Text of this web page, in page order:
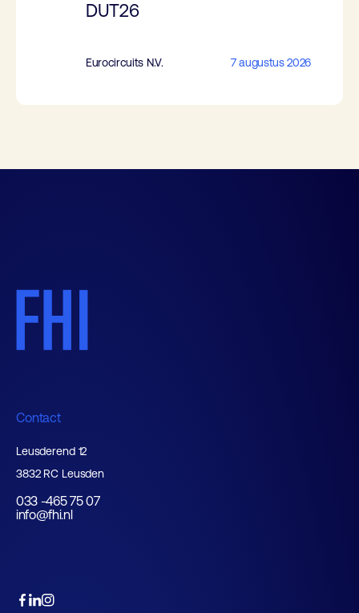
DUT26
Eurocircuits N.V. 7 augustus 2026
Contact
Leusderend 12
3832 RC Leusden
033 -465 75 07
info@fhi.nl